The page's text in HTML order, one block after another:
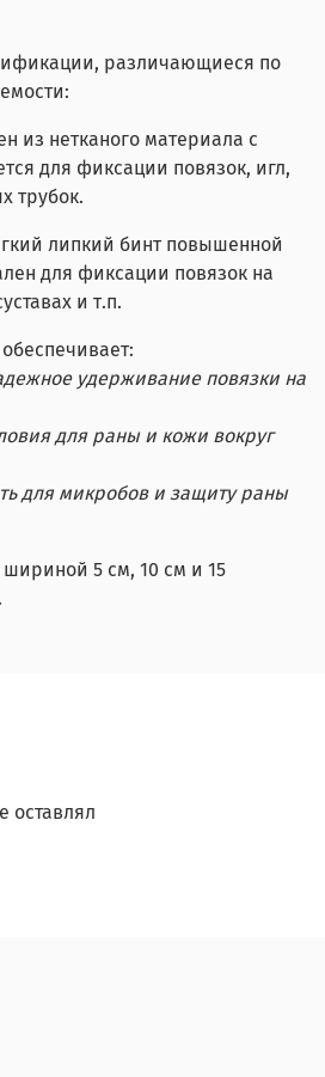
различающиеся по
из нетканого материала с
для фиксации повязок, игл,
трубок.
липкий бинт повышенной
для фиксации повязок на
и т.п.
удерживание повязки на
для раны и кожи вокруг
для микробов и защиту раны
5 см, 10 см и 15
оставлял